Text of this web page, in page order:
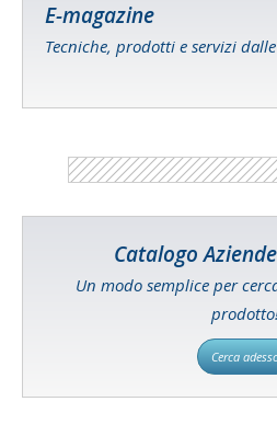
E-magazine
Tecniche, prodotti e servizi
Catalogo
Un modo semplice per
Cerca